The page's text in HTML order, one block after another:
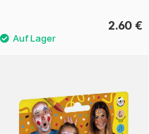
2.60 €